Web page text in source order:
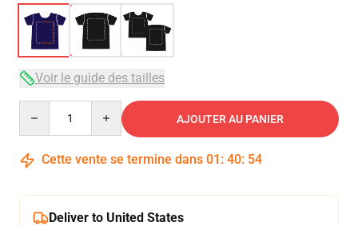
Voir le guide des tailles
AJOUTER AU PANIER
Cette vente se termine dans 01 : 40: 54
Deliver to United States